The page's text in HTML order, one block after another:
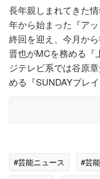
長年親しまれてきた
年から始まった『ア
終回を迎え、今月か
晋也がMCを務める『
ジテレビ系では谷原
める『SUNDAYブレ
#芸能ニュース #芸